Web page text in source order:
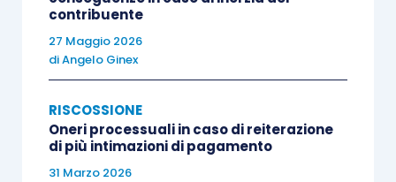
agevolata; in ragione di tale incertezza, Equitalia
ha conseguentemente invocato le regole
previste dall’articolo 31
pagamenti avvenuti nei mesi da ottobre a
dicembre 2016 alle rate precedentemente
scadute (e non saldate), andando così a
contribuente
27 Maggio 2026
diAngelo Ginex
RISCOSSIONE
Oneri processuali in caso di reiterazione
di più intimazioni di pagamento
31 Marzo 2026